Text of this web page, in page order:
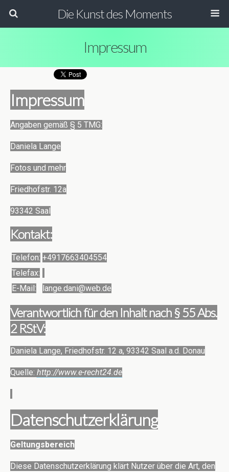
Die Kunst des Moments
Impressum
Impressum
Angaben gemäß § 5 TMG:
Daniela Lange
Fotos und mehr
Friedhofstr. 12a
93342 Saal
Kontakt:
Telefon: +4917663404554
Telefax:
E-Mail:
lange.dani@web.de
Verantwortlich für den Inhalt nach § 55 Abs.
2 RStV:
Daniela Lange, Friedhofstr. 12 a, 93342 Saal a.d. Donau
Quelle: http://www.e-recht24.de
Datenschutzerklärung
Geltungsbereich
Diese Datenschutzerklärung klärt Nutzer über die Art, den